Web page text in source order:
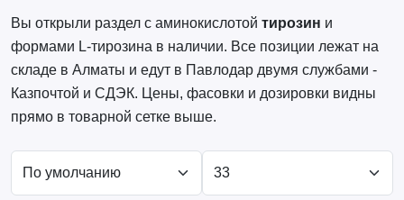
Вы открыли раздел с аминокислотой тирозин и
формами L-тирозина в наличии. Все позиции лежат на
складе в Алматы и едут в Павлодар двумя службами -
Казпочтой и СДЭК. Цены, фасовки и дозировки видны
прямо в товарной сетке выше.